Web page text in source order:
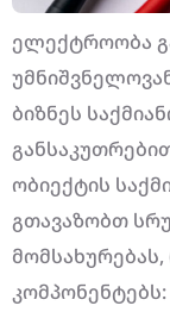
ელექტროობა
ბიზნეს
ობიექტის
გთავაზობთ
კომპონენტებს: